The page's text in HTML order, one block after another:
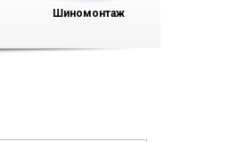
Шиномонтаж